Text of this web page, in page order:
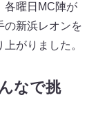
各曜⽇MC陣が
の新浜レオンを
がりました。
なで挑